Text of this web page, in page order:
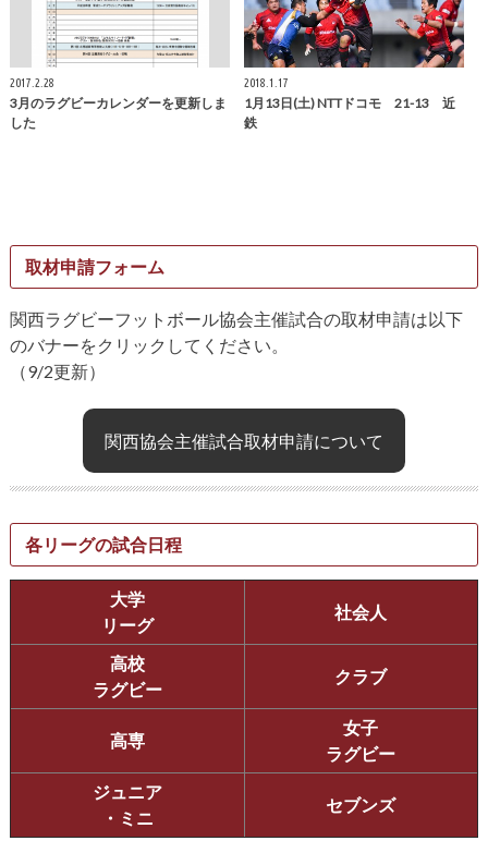
2017.2.28
3月のラグビーカレンダーを更新しま
した
2018.1.17
1月13日(土) NTTドコモ 21-13 近
鉄
取材申請フォーム
関西ラグビーフットボール協会主催試合の取材申請は以下
のバナーをクリックしてください。
（9/2更新）
関西協会主催試合取材申請について
各リーグの試合日程
大学
リーグ
社会人
高校
ラグビー
クラブ
高専
女子
ラグビー
ジュニア
・ミニ
セブンズ